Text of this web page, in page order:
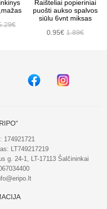
Raišteliai popieriniai
puošti aukso spalvos
siūlu 6vnt miksas
0.95€1.89€
174921721
LT749217219
g. 24-1, LT-17113 Šalčininkai